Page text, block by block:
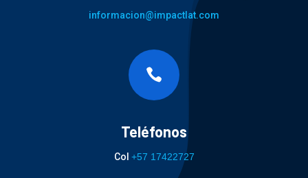
informacion@impactlat.com

Teléfonos
Col +57 17422727